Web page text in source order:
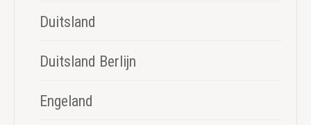
Duitsland
Duitsland Berlijn
Engeland